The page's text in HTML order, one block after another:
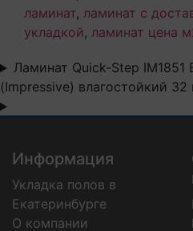
ламинат, ламинат с
укладкой, ламинат цена
Ламинат Quick-Step IM1851
(Impressive) влагостойкий
Информация
Укладка полов в
Екатеринбурге
О компании